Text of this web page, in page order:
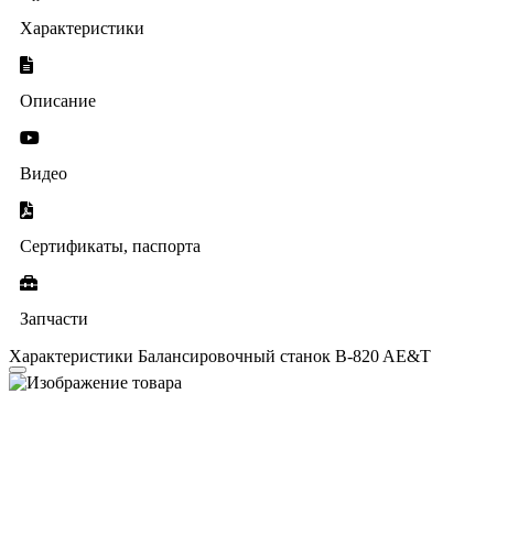
Характеристики
Описание
Видео
Сертификаты, паспорта
Запчасти
Характеристики Балансировочный станок B-820 AE&T